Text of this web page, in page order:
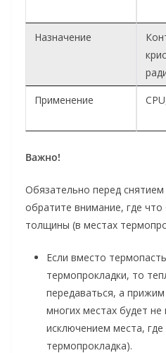
Назначение
Применение
Важно!
Обязательно перед
обратите внимание, где
толщины (в местах
Если вместо
термопрокладки, то
передаваться, а
многих местах будет
исключением места,
термопрокладка).